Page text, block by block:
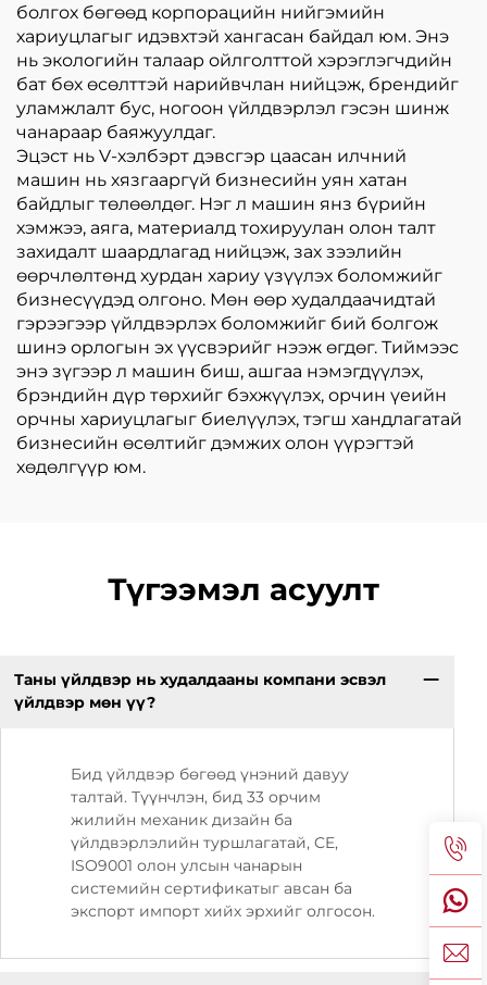
болгох бөгөөд корпорацийн нийгэмийн
хариуцлагыг идэвхтэй хангасан байдал юм. Энэ
нь экологийн талаар ойлголттой хэрэглэгчдийн
бат бөх өсөлттэй нарийвчлан нийцэж, брендийг
уламжлалт бус, ногоон үйлдвэрлэл гэсэн шинж
чанараар баяжуулдаг.
Эцэст нь V-хэлбэрт дэвсгэр цаасан илчний
машин нь хязгааргүй бизнесийн уян хатан
байдлыг төлөөлдөг. Нэг л машин янз бүрийн
хэмжээ, аяга, материалд тохируулан олон талт
захидалт шаардлагад нийцэж, зах зээлийн
өөрчлөлтөнд хурдан хариу үзүүлэх боломжийг
бизнесүүдэд олгоно. Мөн өөр худалдаачидтай
гэрээгээр үйлдвэрлэх боломжийг бий болгож
шинэ орлогын эх үүсвэрийг нээж өгдөг. Тиймээс
энэ зүгээр л машин биш, ашгаа нэмэгдүүлэх,
брэндийн дүр төрхийг бэхжүүлэх, орчин үеийн
орчны хариуцлагыг биелүүлэх, тэгш хандлагатай
бизнесийн өсөлтийг дэмжих олон үүрэгтэй
хөдөлгүүр юм.
Түгээмэл асуулт
Таны үйлдвэр нь худалдааны компани эсвэл
үйлдвэр мөн үү?
Бид үйлдвэр бөгөөд үнэний давуу
талтай. Түүнчлэн, бид 33 орчим
жилийн механик дизайн ба
үйлдвэрлэлийн туршлагатай, CE,
ISO9001 олон улсын чанарын
системийн сертификатыг авсан ба
экспорт импорт хийх эрхийг олгосон.